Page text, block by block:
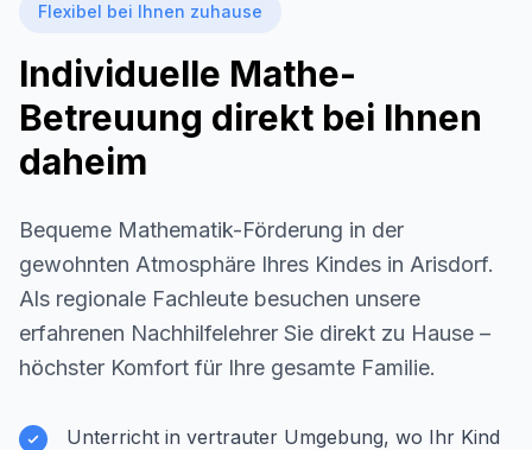
Flexibel bei Ihnen zuhause
Individuelle Mathe-
Betreuung direkt bei Ihnen
daheim
Bequeme Mathematik-Förderung in der
gewohnten Atmosphäre Ihres Kindes in Arisdorf.
Als regionale Fachleute besuchen unsere
erfahrenen Nachhilfelehrer Sie direkt zu Hause –
höchster Komfort für Ihre gesamte Familie.
Unterricht in vertrauter Umgebung, wo Ihr Kind